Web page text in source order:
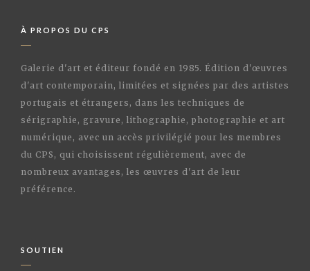
À PROPOS DU CPS
Galerie d'art et éditeur fondé en 1985. Édition d'œuvres
d'art contemporain, limitées et signées par des artistes
portugais et étrangers, dans les techniques de
sérigraphie, gravure, lithographie, photographie et art
numérique, avec un accès privilégié pour les membres
du CPS, qui choisissent régulièrement, avec de
nombreux avantages, les œuvres d'art de leur
préférence.
SOUTIEN